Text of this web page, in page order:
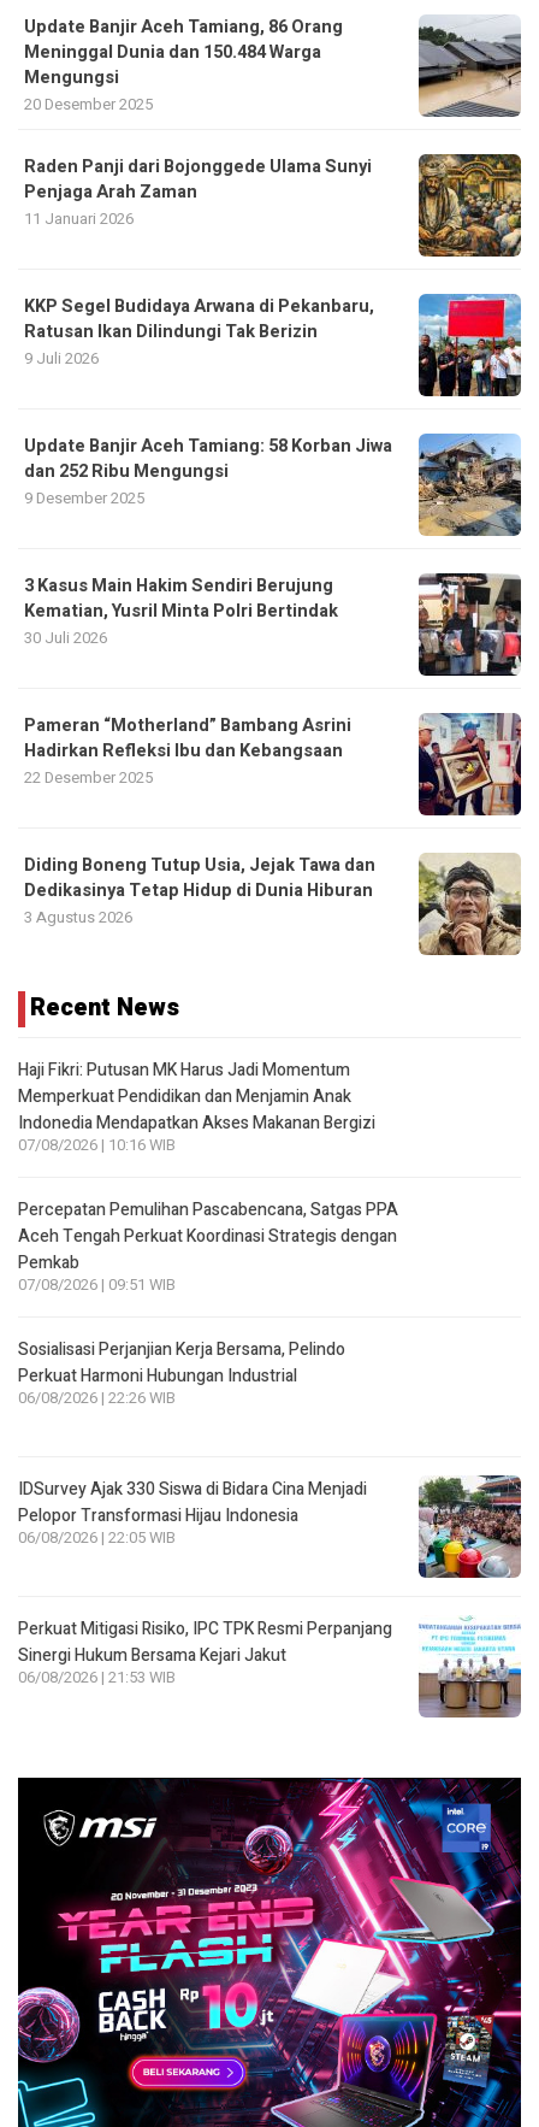
Update Banjir Aceh Tamiang, 86 Orang
Meninggal Dunia dan 150.484 Warga
Mengungsi
20 Desember 2025
Raden Panji dari Bojonggede Ulama Sunyi
Penjaga Arah Zaman
11 Januari 2026
KKP Segel Budidaya Arwana di Pekanbaru,
Ratusan Ikan Dilindungi Tak Berizin
9 Juli 2026
Update Banjir Aceh Tamiang: 58 Korban Jiwa
dan 252 Ribu Mengungsi
9 Desember 2025
3 Kasus Main Hakim Sendiri Berujung
Kematian, Yusril Minta Polri Bertindak
30 Juli 2026
Pameran “Motherland” Bambang Asrini
Hadirkan Refleksi Ibu dan Kebangsaan
22 Desember 2025
Diding Boneng Tutup Usia, Jejak Tawa dan
Dedikasinya Tetap Hidup di Dunia Hiburan
3 Agustus 2026
Recent News
Haji Fikri: Putusan MK Harus Jadi Momentum
Memperkuat Pendidikan dan Menjamin Anak
Indonedia Mendapatkan Akses Makanan Bergizi
07/08/2026 | 10:16 WIB
Percepatan Pemulihan Pascabencana, Satgas PPA
Aceh Tengah Perkuat Koordinasi Strategis dengan
Pemkab
07/08/2026 | 09:51 WIB
Sosialisasi Perjanjian Kerja Bersama, Pelindo
Perkuat Harmoni Hubungan Industrial
06/08/2026 | 22:26 WIB
IDSurvey Ajak 330 Siswa di Bidara Cina Menjadi
Pelopor Transformasi Hijau Indonesia
06/08/2026 | 22:05 WIB
Perkuat Mitigasi Risiko, IPC TPK Resmi Perpanjang
Sinergi Hukum Bersama Kejari Jakut
06/08/2026 | 21:53 WIB